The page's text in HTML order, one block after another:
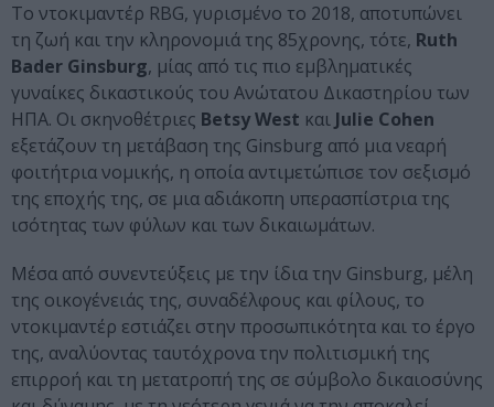
Το ντοκιμαντέρ RBG, γυρισμένο το 2018, αποτυπώνει
τη ζωή και την κληρονομιά της 85χρονης, τότε, Ruth
Bader Ginsburg, μίας από τις πιο εμβληματικές
γυναίκες δικαστικούς του Ανώτατου Δικαστηρίου των
ΗΠΑ. Οι σκηνοθέτριες Betsy West και Julie Cohen
εξετάζουν τη μετάβαση της Ginsburg από μια νεαρή
φοιτήτρια νομικής, η οποία αντιμετώπισε τον σεξισμό
της εποχής της, σε μια αδιάκοπη υπερασπίστρια της
ισότητας των φύλων και των δικαιωμάτων.
Μέσα από συνεντεύξεις με την ίδια την Ginsburg, μέλη
της οικογένειάς της, συναδέλφους και φίλους, το
ντοκιμαντέρ εστιάζει στην προσωπικότητα και το έργο
της, αναλύοντας ταυτόχρονα την πολιτισμική της
επιρροή και τη μετατροπή της σε σύμβολο δικαιοσύνης